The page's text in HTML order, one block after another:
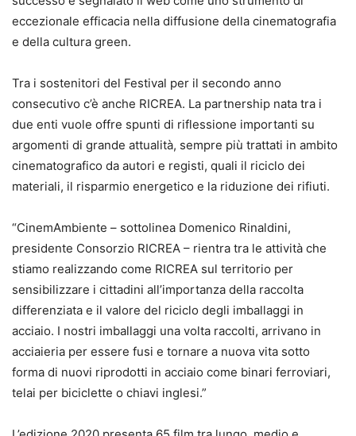
eccezionale efficacia nella diffusione della cinematografia
e della cultura green.
Tra i sostenitori del Festival per il secondo anno
consecutivo c’è anche RICREA. La partnership nata tra i
due enti vuole offre spunti di riflessione importanti su
argomenti di grande attualità, sempre più trattati in ambito
cinematografico da autori e registi, quali il riciclo dei
materiali, il risparmio energetico e la riduzione dei rifiuti.
“CinemAmbiente – sottolinea Domenico Rinaldini,
presidente Consorzio RICREA – rientra tra le attività che
stiamo realizzando come RICREA sul territorio per
sensibilizzare i cittadini all’importanza della raccolta
differenziata e il valore del riciclo degli imballaggi in
acciaio. I nostri imballaggi una volta raccolti, arrivano in
acciaieria per essere fusi e tornare a nuova vita sotto
forma di nuovi riprodotti in acciaio come binari ferroviari,
telai per biciclette o chiavi inglesi.”